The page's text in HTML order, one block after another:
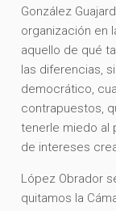
González
organización en
aquello de qué
las diferencias,
democrático,
contrapuestos,
tenerle miedo al
de intereses
López Obrador
quitamos la